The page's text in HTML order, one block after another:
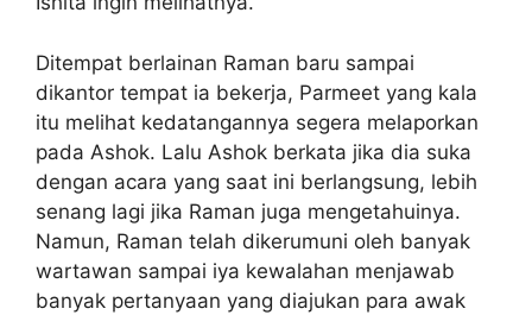
Ditempat berlainan Raman baru sampai
dikantor tempat ia bekerja, Parmeet yang kala
itu melihat kedatangannya segera melaporkan
pada Ashok. Lalu Ashok berkata jika dia suka
dengan acara yang saat ini berlangsung, lebih
senang lagi jika Raman juga mengetahuinya.
Namun, Raman telah dikerumuni oleh banyak
wartawan sampai iya kewalahan menjawab
banyak pertanyaan yang diajukan para awak